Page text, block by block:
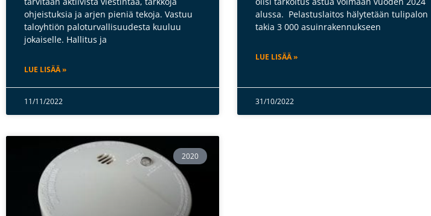
ohjeistuksia ja arjen pieniä tekoja. Vastuu
taloyhtiön paloturvallisuudesta kuuluu
jokaiselle. Hallitus ja
LUE LISÄÄ »
11/11/2022
alussa. Pelastuslaitos hälytetään tulipalon
takia 3 000 asuinrakennukseen
LUE LISÄÄ »
31/10/2022
2020